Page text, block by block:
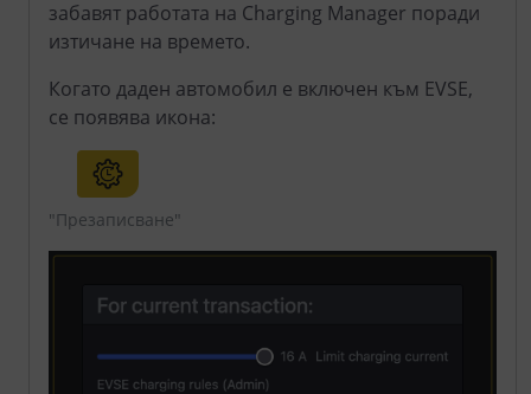
забавят работата на Charging Manager поради
изтичане на времето.
Когато даден автомобил е включен към EVSE,
се появява икона:
"Презаписване"